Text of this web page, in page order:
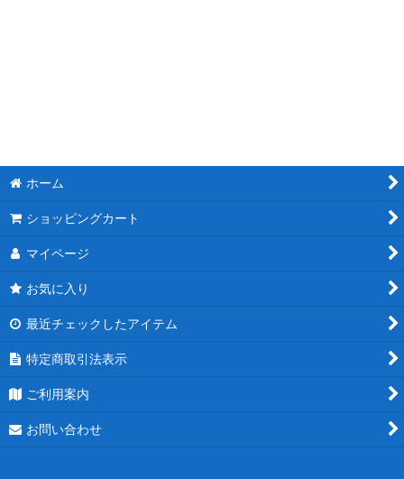
ホーム
ショッピングカート
マイページ
お気に入り
最近チェックしたアイテム
特定商取引法表示
ご利用案内
お問い合わせ